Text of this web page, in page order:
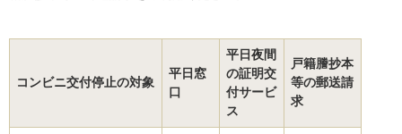
コンビニ交付停止の対象
平日窓
口
平日夜間
の証明交
付サービ
ス
戸籍謄抄本
等の郵送請
求